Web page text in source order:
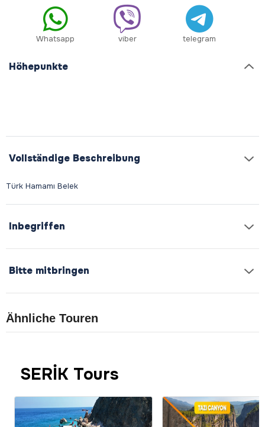
Whatsapp viber telegram
Höhepunkte
Vollständige Beschreibung
Inbegriffen
Bitte mitbringen
Ähnliche Touren
SERİK Tours